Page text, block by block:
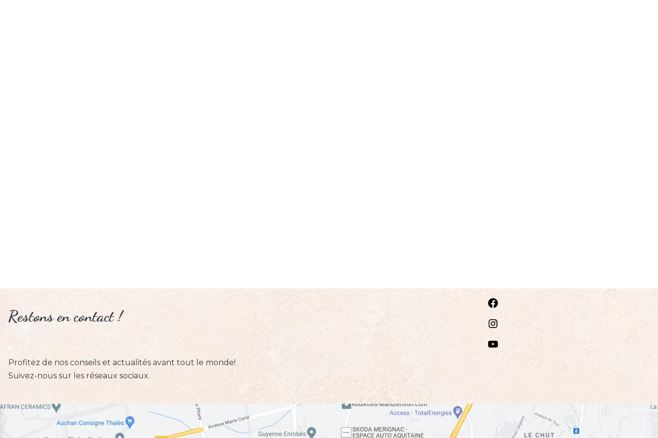
Restons en contact !
Profitez de nos conseils et actualités avant tout le monde!
Suivez-nous sur les réseaux sociaux.